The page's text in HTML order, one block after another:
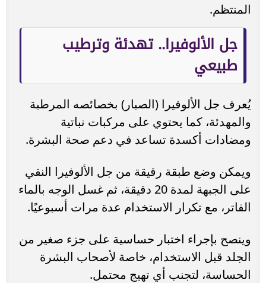
المنتظم.
جل الألوفيرا.. تهدئة وترطيب
طبيعي
يُعرف جل الألوفيرا (الصبار) بخصائصه المرطبة
والمهدئة، كما يحتوي على مركبات نباتية
ومضادات أكسدة تساعد في دعم صحة البشرة.
ويمكن وضع طبقة رقيقة من جل الألوفيرا النقي
على الجبهة لمدة 20 دقيقة، ثم غسل الوجه بالماء
الفاتر، مع تكرار الاستخدام عدة مرات أسبوعيًا.
وينصح بإجراء اختبار حساسية على جزء صغير من
الجلد قبل الاستخدام، خاصة لأصحاب البشرة
الحساسة، لتجنب أي تهيج محتمل.